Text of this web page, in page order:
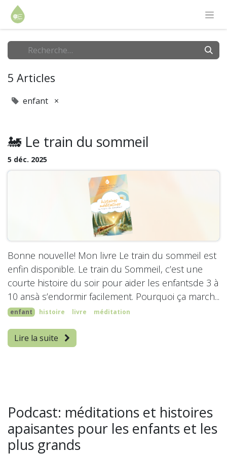
5 Articles
enfant ×
🚂 Le train du sommeil
5 déc. 2025
Bonne nouvelle! Mon livre Le train du sommeil est
enfin disponible. Le train du Sommeil, c’est une
courte histoire du soir pour aider les enfantsde 3 à
10 ansà s’endormir facilement. Pourquoi ça march...
enfant histoire livre méditation
Lire la suite
Podcast: méditations et histoires
apaisantes pour les enfants et les
plus grands